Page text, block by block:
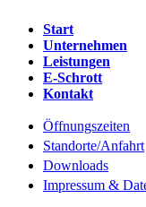
Start
Unternehmen
Leistungen
E-Schrott
Kontakt
Öffnungszeiten
Standorte/Anfahrt
Downloads
Impressum &